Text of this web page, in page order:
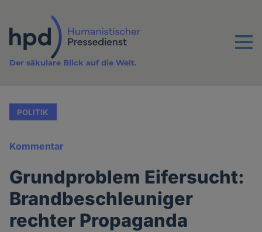
Inhalt
Menu
Der säkulare Blick auf die Welt.
POLITIK
Kommentar
Grundproblem Eifersucht:
Brandbeschleuniger
rechter Propaganda